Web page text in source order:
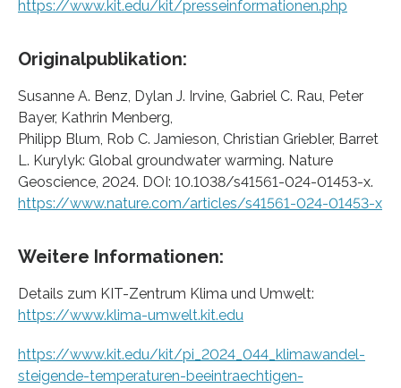
https://www.kit.edu/kit/presseinformationen.php
Originalpublikation:
Susanne A. Benz, Dylan J. Irvine, Gabriel C. Rau, Peter
Bayer, Kathrin Menberg,
Philipp Blum, Rob C. Jamieson, Christian Griebler, Barret
L. Kurylyk: Global groundwater warming. Nature
Geoscience, 2024. DOI: 10.1038/s41561-024-01453-x.
https://www.nature.com/articles/s41561-024-01453-x
Weitere Informationen:
Details zum KIT-Zentrum Klima und Umwelt:
https://www.klima-umwelt.kit.edu
https://www.kit.edu/kit/pi_2024_044_klimawandel-
steigende-temperaturen-beeintraechtigen-